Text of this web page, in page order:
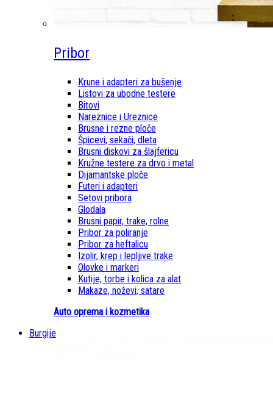
Pribor
Krune i adapteri za bušenje
Listovi za ubodne testere
Bitovi
Nareznice i Ureznice
Brusne i rezne ploče
Špicevi, sekači, dleta
Brusni diskovi za šlajfericu
Kružne testere za drvo i metal
Dijamantske ploče
Futeri i adapteri
Setovi pribora
Glodala
Brusni papir, trake, rolne
Pribor za poliranje
Pribor za heftalicu
Izolir, krep i lepljive trake
Olovke i markeri
Kutije, torbe i kolica za alat
Makaze, noževi, satare
Auto oprema i kozmetika
Burgije